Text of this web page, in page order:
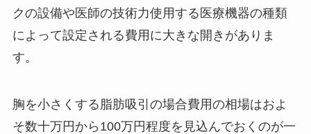
クの設備や医師の技術力使用する医療機器の種類
によって設定される費用に大きな開きがありま
す。
胸を小さくする脂肪吸引の場合費用の相場はおよ
そ数十万円から100万円程度を見込んでおくのが一